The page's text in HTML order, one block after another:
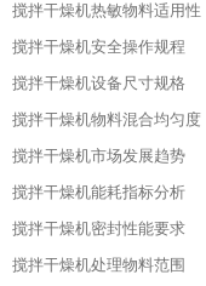
搅拌干燥机热敏物料适用性
搅拌干燥机安全操作规程
搅拌干燥机设备尺寸规格
搅拌干燥机物料混合均匀度
搅拌干燥机市场发展趋势
搅拌干燥机能耗指标分析
搅拌干燥机密封性能要求
搅拌干燥机处理物料范围